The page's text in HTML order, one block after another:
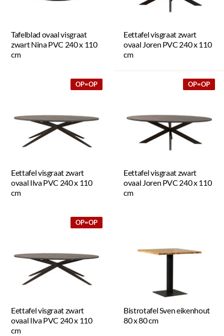
Tafelblad ovaal visgraat
zwart Nina PVC 240 x 110
cm
Eettafel visgraat zwart
ovaal Joren PVC 240 x 110
cm
Eettafel visgraat zwart
ovaal Ilva PVC 240 x 110
cm
OP=OP
Eettafel visgraat zwart
ovaal Joren PVC 240 x 110
cm
OP=OP
Eettafel visgraat zwart
ovaal Ilva PVC 240 x 110
cm
OP=OP
Bistrotafel Sven eikenhout
80 x 80 cm